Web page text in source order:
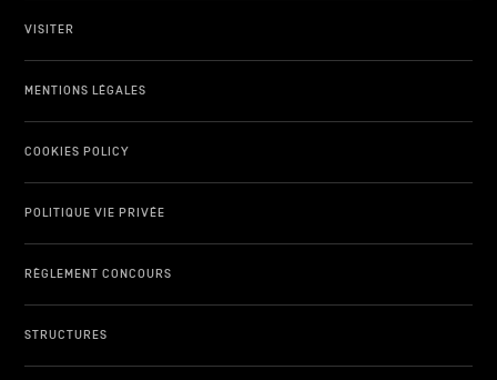
VISITER
MENTIONS LÉGALES
COOKIES POLICY
POLITIQUE VIE PRIVÉE
RÈGLEMENT CONCOURS
STRUCTURES